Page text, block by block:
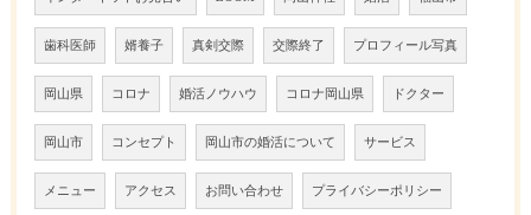
歯科医師 婿養子 真剣交際 交際終了 プロフィール写真
岡山県 コロナ 婚活ノウハウ コロナ岡山県 ドクター
岡山市 コンセプト 岡山市の婚活について サービス
メニュー アクセス お問い合わせ プライバシーポリシー